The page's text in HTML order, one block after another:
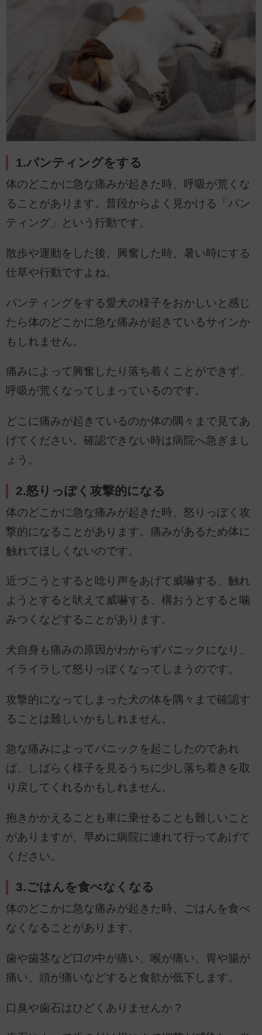
1.パンティングをする
体のどこかに急な痛みが起きた時、呼吸が荒くな
ることがあります。普段からよく見かける「パン
ティング」という行動です。
散歩や運動をした後、興奮した時、暑い時にする
仕草や行動ですよね。
パンティングをする愛犬の様子をおかしいと感じ
たら体のどこかに急な痛みが起きているサインか
もしれません。
痛みによって興奮したり落ち着くことができず、
呼吸が荒くなってしまっているのです。
どこに痛みが起きているのか体の隅々まで見てあ
げてください。確認できない時は病院へ急ぎまし
ょう。
2.怒りっぽく攻撃的になる
体のどこかに急な痛みが起きた時、怒りっぽく攻
撃的になることがあります。痛みがあるため体に
触れてほしくないのです。
近づこうとすると唸り声をあげて威嚇する、触れ
ようとすると吠えて威嚇する、構おうとすると噛
みつくなどすることがあります。
犬自身も痛みの原因がわからずパニックになり、
イライラして怒りっぽくなってしまうのです。
攻撃的になってしまった犬の体を隅々まで確認す
ることは難しいかもしれません。
急な痛みによってパニックを起こしたのであれ
ば、しばらく様子を見るうちに少し落ち着きを取
り戻してくれるかもしれません。
抱きかかえることも車に乗せることも難しいこと
がありますが、早めに病院に連れて行ってあげて
ください。
3.ごはんを食べなくなる
体のどこかに急な痛みが起きた時、ごはんを食べ
なくなることがあります。
歯や歯茎など口の中が痛い、喉が痛い、胃や腸が
痛い、頭が痛いなどすると食欲が低下します。
口臭や歯石はひどくありませんか？